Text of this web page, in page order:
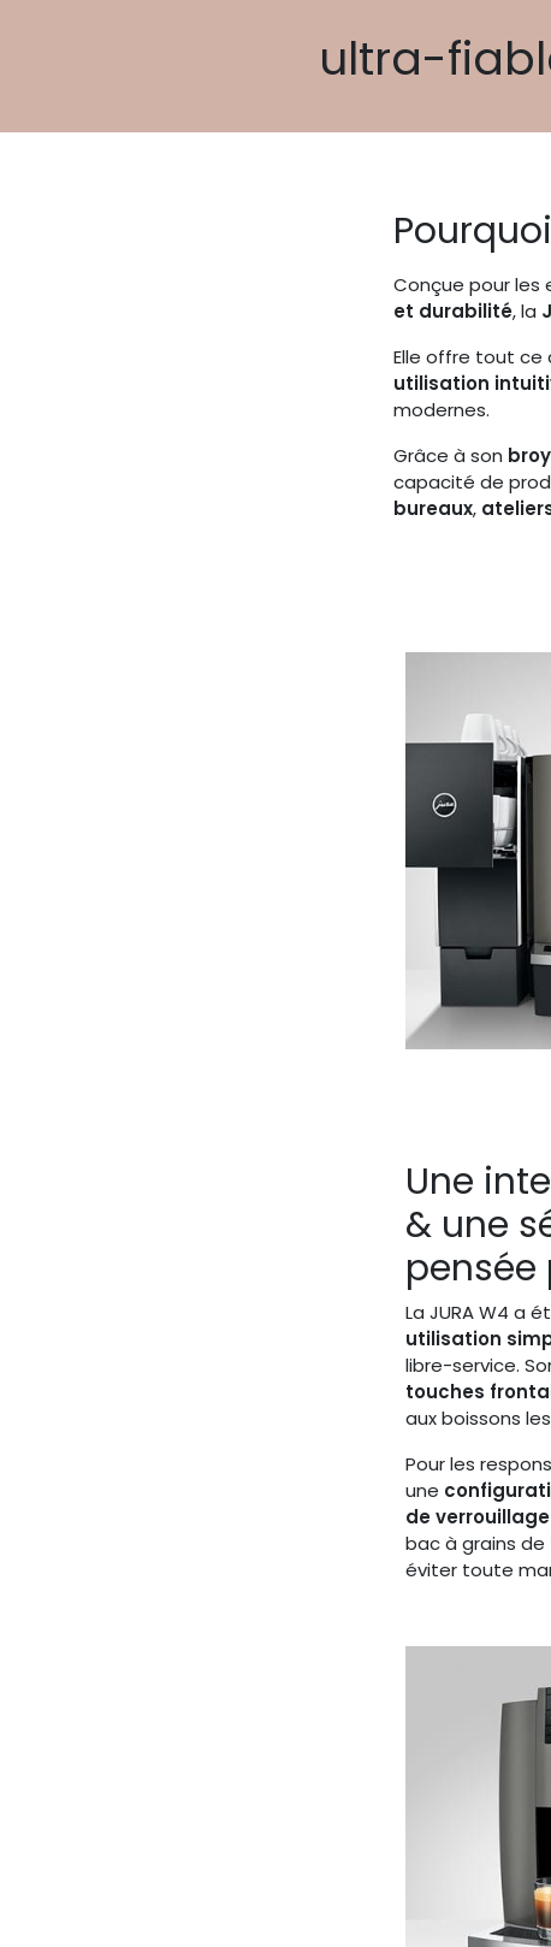
ultra-
Conçue pour les
et durabilité, la
Elle offre tout ce
utilisation
modernes.
Grâce à son
capacité de
bureaux,
Une
& une
pensée
La JURA W4 a
utilisation
libre-service.
touches
aux boissons
Pour les
une
de verrouillage
bac à grains de
éviter toute